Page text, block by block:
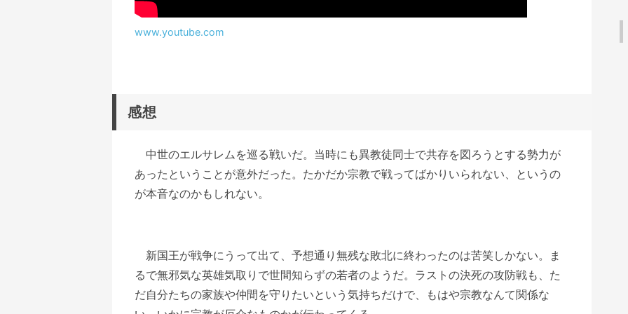
www.youtube.com
感想
中世のエルサレムを巡る戦いだ。当時にも異教徒同士で共存を図ろうとする勢力が
あったということが意外だった。たかだか宗教で戦ってばかりいられない、というの
が本音なのかもしれない。
新国王が戦争にうって出て、予想通り無残な敗北に終わったのは苦笑しかない。ま
るで無邪気な英雄気取りで世間知らずの若者のようだ。ラストの決死の攻防戦も、た
だ自分たちの家族や仲間を守りたいという気持ちだけで、もはや宗教なんて関係な